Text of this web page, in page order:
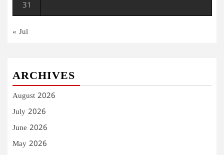
31
« Jul
ARCHIVES
August 2026
July 2026
June 2026
May 2026